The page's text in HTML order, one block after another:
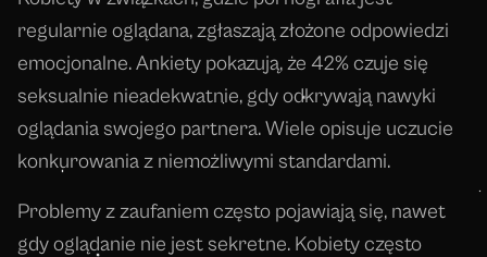
regularnie oglądana, zgłaszają złożone odpowiedzi
emocjonalne. Ankiety pokazują, że 42% czuje się
seksualnie nieadekwatnie, gdy odkrywają nawyki
oglądania swojego partnera. Wiele opisuje uczucie
konkurowania z niemożliwymi standardami.
Problemy z zaufaniem często pojawiają się, nawet
gdy oglądanie nie jest sekretne. Kobiety często